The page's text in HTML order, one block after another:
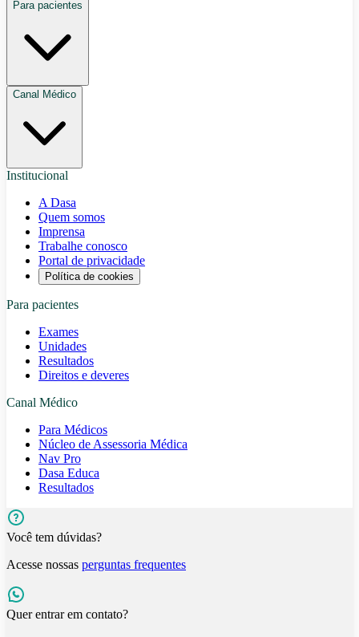
Para pacientes
Canal Médico
Institucional
A Dasa
Quem somos
Imprensa
Trabalhe conosco
Portal de privacidade
Política de cookies
Para pacientes
Exames
Unidades
Resultados
Direitos e deveres
Canal Médico
Para Médicos
Núcleo de Assessoria Médica
Nav Pro
Dasa Educa
Resultados
Você tem dúvidas?
Acesse nossas perguntas frequentes
Quer entrar em contato?